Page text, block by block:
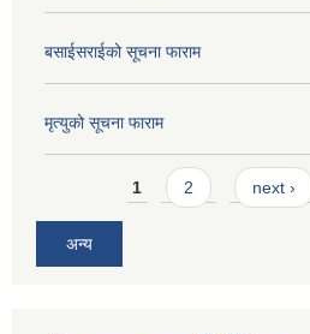
बसाईसराईको सूचना फाराम
मृत्युको सूचना फाराम
Pages1 2 next ›
अन्य